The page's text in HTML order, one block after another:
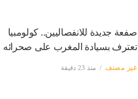
صفعة جديدة للانفصاليين.. كولومبيا
تعترف بسيادة المغرب على صحرائه
غير مصنف منذ 23 دقيقة